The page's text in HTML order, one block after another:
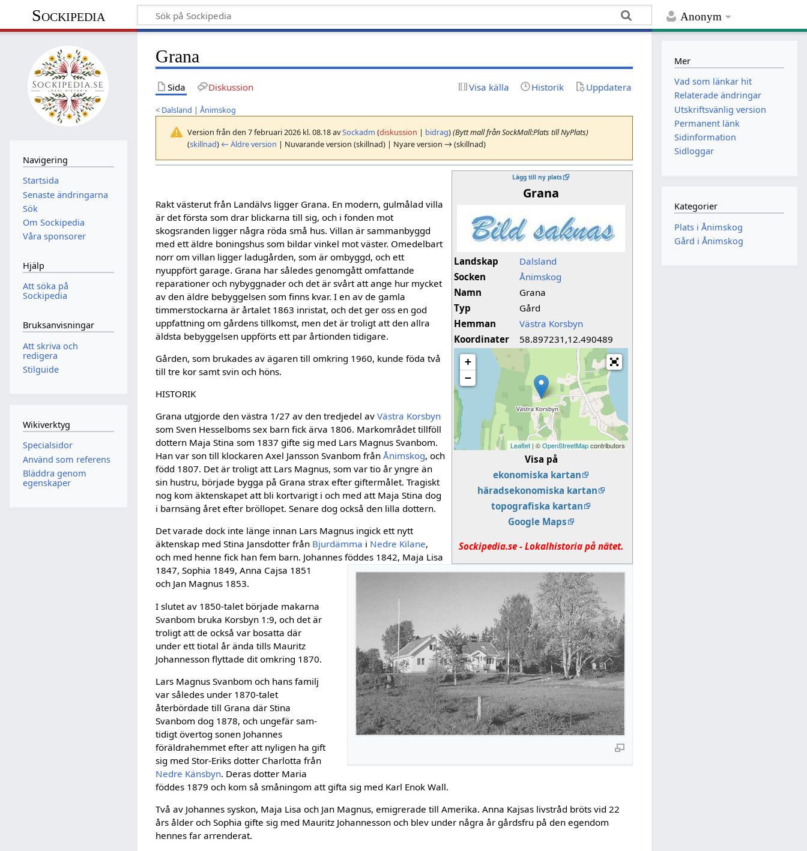
Anonym
Sockipedia
Grana
Sida Diskussion Visa källa Historik Uppdatera
< Dalsland |Ånimskog
Version från den 7 februari 2026 kl. 08.18 avSockadm (diskussion | bidrag)(Bytt mall från SockMall:Plats till NyPlats)
(skillnad) ← Äldre version | Nuvarande version (skillnad) | Nyare version → (skillnad)
Lägg till ny plats
Grana
Landskap
Dalsland
Socken
Ånimskog
Namn
Grana
Typ
Gård
Hemman
Västra Korsbyn
Koordinater
58.897231,12.490489
+
−
Leaflet | ©OpenStreetMapcontributors
Visa på
ekonomiska kartan
häradsekonomiska kartan
topografiska kartan
Google Maps
Sockipedia.se - Lokalhistoria på nätet.
Rakt västerut från Landälvs ligger Grana. En modern, gulmålad villa
är det första som drar blickarna till sig, och i fonden mot
skogsranden ligger några röda små hus. Villan är samman­byggd
med ett äldre boningshus som bildar vin­kel mot väster. Omedelbart
norr om villan ligger ladugården, som är ombyggd, och ett
nyuppfört garage. Grana har således genomgått omfattande
reparationer och nybyggnader och det är svårt att ange hur mycket
av den äldre bebyggelsen som finns kvar. I en av de gamla
timmerstockar­na är årtalet 1863 inristat, och det ger oss en god
uppfattning om gårdens tillkomst, men det är troligt att den allra
äldsta bebyggelsen uppförts ett par årtionden tidigare.
Gården, som brukades av ägaren till om­kring 1960, kunde föda två
till tre kor samt svin och höns.
HISTORIK
Grana utgjorde den västra 1/27 av den tredje­del avVästra Korsbyn
som Sven Hesselboms sex barn fick ärva 1806. Markområdet tillföll
dottern Maja Stina som 1837 gifte sig med Lars Magnus Svanbom.
Han var son till klockaren Axel Jansson Svanbom frånÅnimskog, och
född 1807. Det är troligt att Lars Magnus, som var tio år yngre än
sin hustru, började bygga på Grana strax efter giftermålet. Tragiskt
nog kom äkten­skapet att bli kortvarigt i och med att Maja Stina dog
i barnsäng året efter bröllopet. Senare dog också den lilla dottern.
Det varade dock inte länge innan Lars Mag­nus ingick ett nytt
äktenskap med Stina Jansdotter från Bjurdämma i Nedre Kilane,
och med henne fick han fem barn. Johannes föddes 1842, Maja Lisa
1847, Sophia 1849, Anna Cajsa 1851
och Jan Magnus 1853.
I slutet av 1850-talet började makarna
Svan­bom bruka Korsbyn 1:9, och det är
troligt att de också var bosatta där
under ett tiotal år ända tills Mauritz
Johannesson flyttade dit omkring 1870.
Lars Magnus Svanbom och hans familj
var således under 1870-talet
återbördade till Grana där Stina
Svanbom dog 1878, och ungefär sam­
tidigt övertog sonen Johannes
föräldrahemmet efter att nyligen ha gift
sig med Stor-Eriks dot­ter Charlotta från
Nedre Känsbyn. De­ras dotter Maria
föddes 1879 och kom så små­ningom att gifta sig med Karl Enok Wall.
Två av Johannes syskon, Maja Lisa och Jan Magnus, emigrerade till Amerika. Anna Kajsas livstråd bröts vid 22
års ålder och Sophia gifte sig med Mauritz Johannesson och blev under några år gårdsfru på den egendom
hennes far arrenderat.
Navigering
Startsida
Senaste ändringarna
Sök
Om Sockipedia
Våra sponsorer
Hjälp
Att söka på
Sockipedia
Bruksanvisningar
Att skriva och
redigera
Stilguide
Wikiverktyg
Specialsidor
Använd som referens
Bläddra genom
egenskaper
Mer
Vad som länkar hit
Relaterade ändringar
Utskriftsvänlig version
Permanent länk
Sidinformation
Sidloggar
Kategorier
Plats i Ånimskog
Gård i Ånimskog